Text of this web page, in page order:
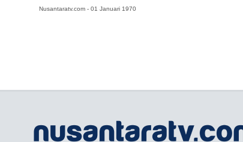
Nusantaratv.com - 01 Januari 1970